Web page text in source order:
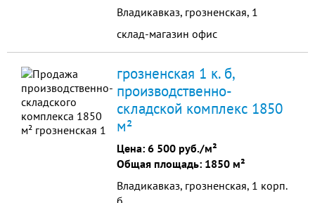
Владикавказ, грозненская, 1
склад-магазин офис
грозненская 1 к. б,
производственно-
складской комплекс 1850
м²
Цена: 6 500 руб./м²
Общая площадь: 1850 м²
Владикавказ, грозненская, 1 корп.